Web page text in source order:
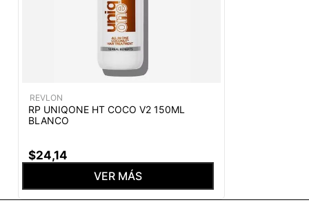
REVLON
RP UNIQONE HT COCO V2 150ML
BLANCO
$24,14
VER MÁS